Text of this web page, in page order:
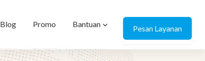
Blog Promo Bantuan Pesan Layanan